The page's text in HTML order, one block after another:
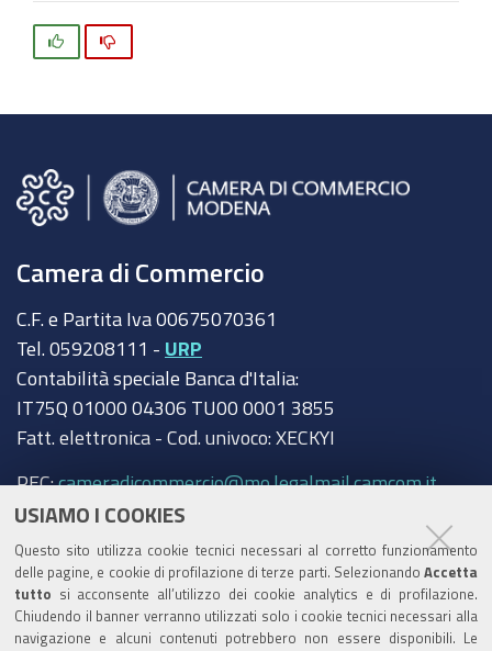
USIAMO I COOKIES
Questo sito utilizza cookie tecnici necessari al corretto funzionamento
delle pagine, e cookie di profilazione di terze parti. Selezionando Accetta
tutto si acconsente all’utilizzo dei cookie analytics e di profilazione.
Chiudendo il banner verranno utilizzati solo i cookie tecnici necessari alla
navigazione e alcuni contenuti potrebbero non essere disponibili. Le
Camera di Commercio
C.F. e Partita Iva 00675070361
Tel. 059208111 - URP
Contabilità speciale Banca d'Italia:
IT75Q 01000 04306 TU00 0001 3855
Fatt. elettronica - Cod. univoco: XECKYI
PEC:cameradicommercio@mo.legalmail.camcom.it
Trasparenza
Amministrazione trasparente
Albo Camerale